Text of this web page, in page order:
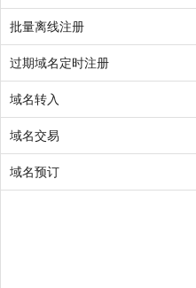
.me
.global
.pw
.autos
.boats
批量离线注册
过期域名定时注册
域名转入
域名交易
域名预订